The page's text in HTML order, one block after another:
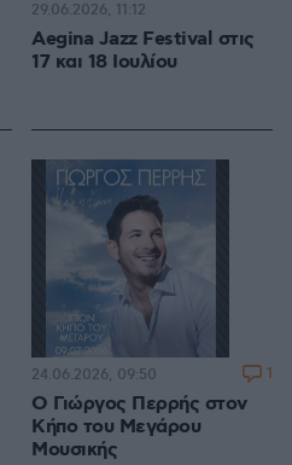
Aegina Jazz Festival στις
17 και 18 Ιουλίου
29.06.2026, 11:12
Ο Γιώργος Περρής στον
Κήπο του Μεγάρου
Μουσικής
24.06.2026, 09:50 1